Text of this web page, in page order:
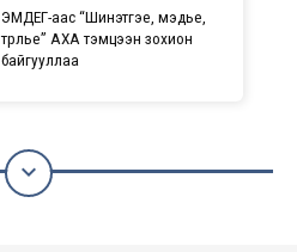
ЭМДЕГ-аас “Шинэтгэе, мэдье,
түрүүлье” АХА тэмцээн зохион
байгууллаа
